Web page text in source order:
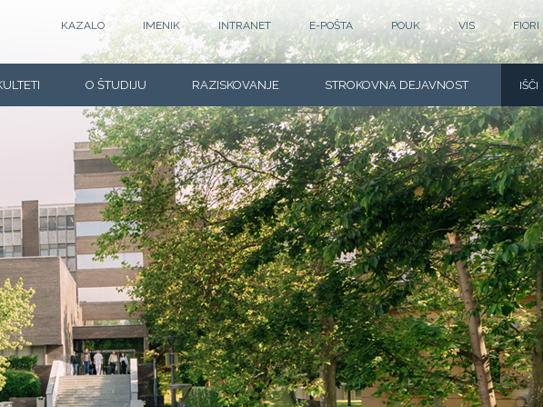
KAZALO IMENIK INTRANET E-POŠTA POUK VIS FIORI
O ŠTUDIJU RAZISKOVANJE STROKOVNA DEJAVNOST